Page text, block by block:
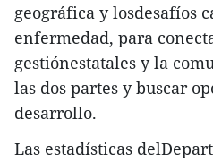
geográfica y losdesafíos
enfermedad, para
gestiónestatales y la
las dos partes y buscar
desarrollo.
Las estadísticas